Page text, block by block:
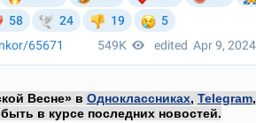
Весне» в Одноклассниках, Telegram,
в курсе последних новостей.